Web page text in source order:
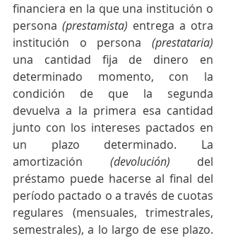
financiera en la que una institución o
persona (prestamista) entrega a otra
institución o persona (prestataria)
una cantidad fija de dinero en
determinado momento, con la
condición de que la segunda
devuelva a la primera esa cantidad
junto con los intereses pactados en
un plazo determinado. La
amortización (devolución) del
préstamo puede hacerse al final del
período pactado o a través de cuotas
regulares (mensuales, trimestrales,
semestrales), a lo largo de ese plazo.